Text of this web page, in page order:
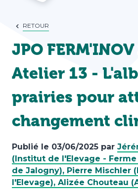
FILIÈRES
DOMAINES D'EXPERTISE
PROJETS ET RÉSEAUX
OUTILS
PRESTATIONS
FORMATIONS
RETOUR
JPO
Atelier 13 -
prairies pour
changement
Publié le 03/06/2025 par
(Institut de l'Elevage -
de Jalogny), Pierre Mischler
l'Elevage), Alizée Chouteau